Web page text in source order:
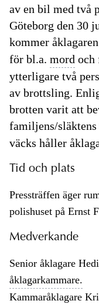
av en bil med två
Göteborg den 30
kommer
för bl.a. mord och
ytterligare två
av brottsling.
brotten varit att
familjens/släktens
väcks håller
Tid och plats
Pressträffen äger
polishuset på Ernst
Medverkande
Senior åklagare
åklagarkammare.
Kammaråklagare